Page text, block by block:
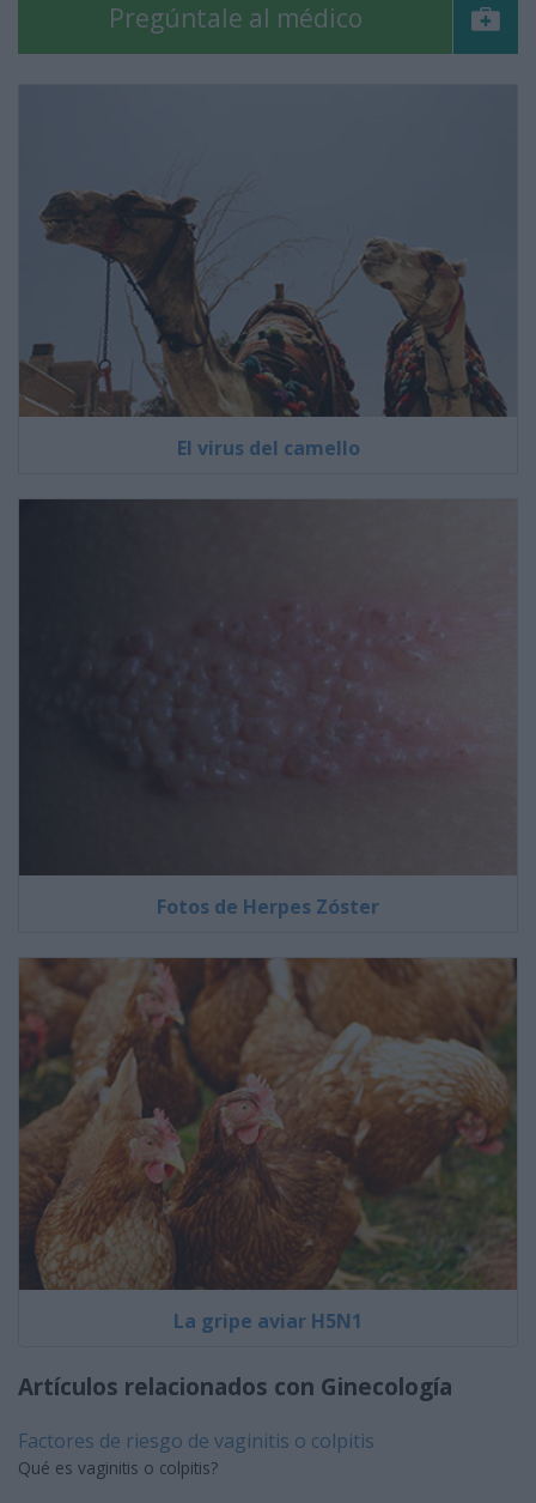
Pregúntale al médico
El virus del camello
Fotos de Herpes Zóster
La gripe aviar H5N1
Artículos relacionados con Ginecología
Factores de riesgo de vaginitis o colpitis
Qué es vaginitis o colpitis?